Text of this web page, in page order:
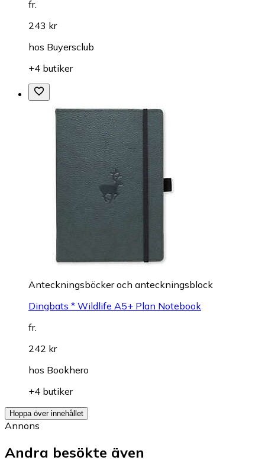
fr.
243 kr
hos Buyersclub
+4 butiker
Anteckningsböcker och anteckningsblock
Dingbats * Wildlife A5+ Plan Notebook
fr.
242 kr
hos Bookhero
+4 butiker
Hoppa över innehållet
Annons
Andra besökte även